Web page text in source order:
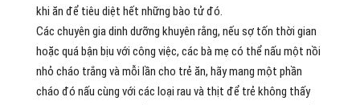
khi ăn để tiêu diệt hết những bào tử đó.
Các chuyên gia dinh dưỡng khuyên rằng, nếu sợ tốn thời gian
hoặc quá bận bịu với công việc, các bà mẹ có thể nấu một nồi
nhỏ cháo trắng và mỗi lần cho trẻ ăn, hãy mang một phần
cháo đó nấu cùng với các loại rau và thịt để trẻ không thấy